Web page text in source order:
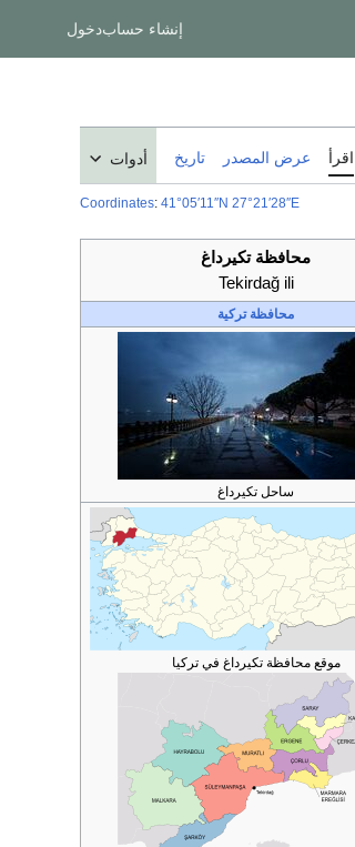
إنشاء حسابدخول
اقرأ عرض المصدر تاريخ أدوات
Coordinates: 41°05′11″N 27°21′28″E
محافظة تكيرداغ
Tekirdağ ili
محافظة تركية
ساحل تكيرداغ
موقع محافظة تكيرداغ في تركيا